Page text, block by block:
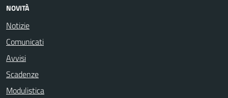
NOVITÀ
Notizie
Comunicati
Avvisi
Scadenze
Modulistica